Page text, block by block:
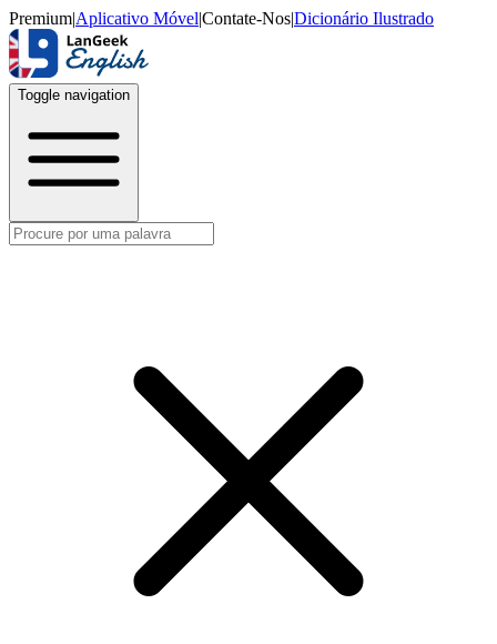
Premium|Aplicativo Móvel|Contate-Nos|Dicionário Ilustrado
Toggle navigation